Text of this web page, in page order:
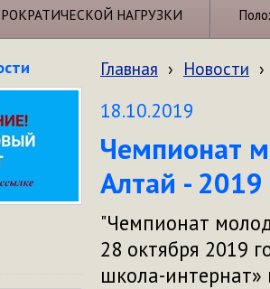
НАГРУЗКИ
Главная › Новости ›
18.10.2019
Чемпионат
Алтай - 2019
"Чемпионат
28 октября 2019
школа-интернат»